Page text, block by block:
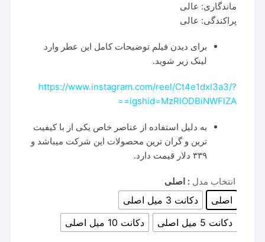
ماندگاری: عالی
پراکندگی: عالی
برای دیدن فیلم توضیحات کامل این عطر وارد
لینک زیر شوید.
https://www.instagram.com/reel/Ct4e1dxI3a3/?
igshid=MzRlODBiNWFlZA==
به دلیل استفاده از عناصر خاص یکی از با کیفیت
ترین و گران ترین محصولات این شرکت میباشد و
۳۳۹ دلار قیمت دارد.
انتخاب مدل : اصلی
اصلی
دکانت 3 میل اصلی
دکانت 5 میل اصلی
دکانت 10 میل اصلی